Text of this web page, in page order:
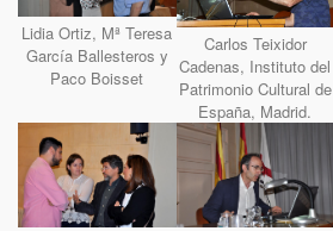
Lidia Ortiz, Mª Teresa
García Ballesteros y
Paco Boisset
Carlos Teixidor
Cadenas, Instituto del
Patrimonio Cultural de
España, Madrid.